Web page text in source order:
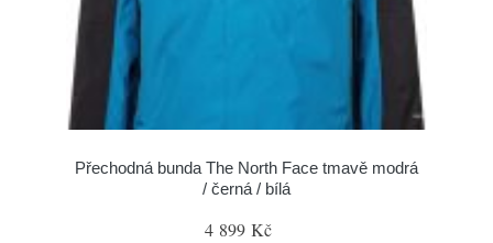
Přechodná bunda The North Face tmavě modrá
/ černá / bílá
4 899 Kč